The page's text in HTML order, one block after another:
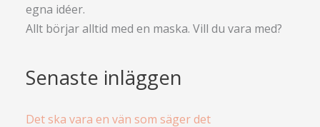
egna idéer.
Allt börjar alltid med en maska. Vill du vara med?
Senaste inläggen
Det ska vara en vän som säger det